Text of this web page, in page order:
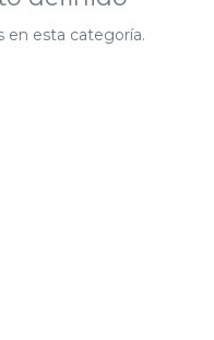
en esta categoría.